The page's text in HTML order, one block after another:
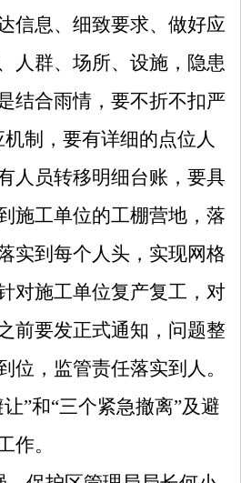
信息、细致要求、做好应
人群、场所、设施，隐患
结合雨情，要不折不扣严
机制，要有详细的点位人
人员转移明细台账，要具
施工单位的工棚营地，落
实到每个人头，实现网格
对施工单位复产复工，对
前要发正式通知，问题整
位，监管责任落实到人。
”和“三个紧急撤离”及避
作。